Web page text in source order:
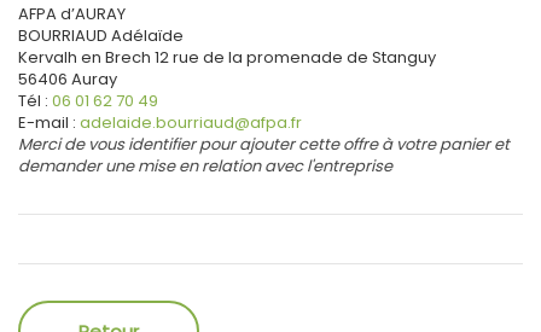
AFPA d’AURAY
BOURRIAUD Adélaïde
Kervalh en Brech 12 rue de la promenade de Stanguy
56406 Auray
Tél : 06 01 62 70 49
E-mail : adelaide.bourriaud@afpa.fr
Merci de vous identifier pour ajouter cette offre à votre panier et
demander une mise en relation avec l'entreprise